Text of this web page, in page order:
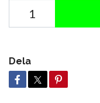
Dela